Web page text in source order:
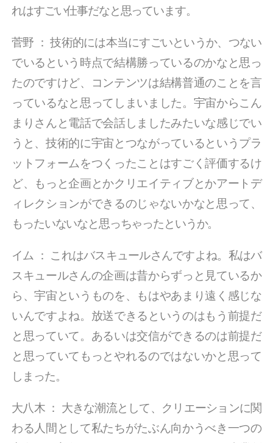
れはすごい仕事だなと思っています。
菅野 ：技術的には本当にすごいというか、つない
でいるという時点で結構勝っているのかなと思っ
たのですけど、コンテンツは結構普通のことを言
っているなと思ってしまいました。宇宙からこん
まりさんと電話で会話しましたみたいな感じでい
うと、技術的に宇宙とつながっているというプラ
ットフォームをつくったことはすごく評価するけ
ど、もっと企画とかクリエイティブとかアートデ
ィレクションができるのじゃないかなと思って、
もったいないなと思っちゃったというか。
イム ： これはバスキュールさんですよね。私はバ
スキュールさんの企画は昔からずっと見ているか
ら、宇宙というものを、もはやあまり遠く感じな
いんですよね。放送できるというのはもう前提だ
と思っていて。あるいは交信ができるのは前提だ
と思っていてもっとやれるのではないかと思って
しまった。
大八木： 大きな潮流として、クリエーションに関
わる人間として私たちがたぶん向かうべき一つの